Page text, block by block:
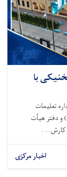
با
تعلیمات
تخنیکی و مسلکی، با هیأتی از سازمان جهانی کار (ILO) و دفتر هیأت
کارش. . .
اخبار مرکزی